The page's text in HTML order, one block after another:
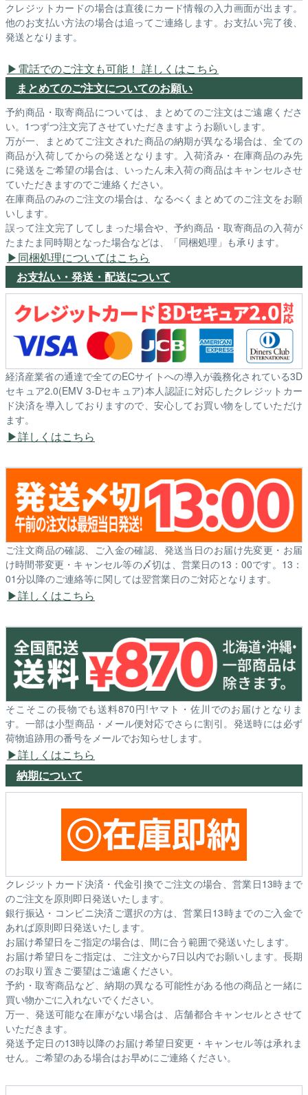
クレジットカードの場合は直後にカード情報の入力画面が出ます。
他のお支払い方法の場合は追ってご連絡します。お支払い完了後、
発送となります。
電話でのご注文も可能！ 詳しくはこちら
まとめてのご注文についてのお願い
予約商品・取寄商品については、まとめてのご注文はご遠慮くださ
い。1つずつ注文完了させていただきますようお願いします。
万が一、まとめてご注文された商品の納期が異なる場合は、全ての
商品が入荷してからの発送となります。入荷済み・在庫商品のみ先
に発送をご希望の場合は、いったん未入荷の商品はキャンセルさせ
ていただきますのでご連絡ください。
在庫商品のみのご注文の場合は、なるべくまとめてのご注文をお願
いします。
誤って注文完了してしまった場合や、予約商品・取寄商品の入荷が
たまたま同時期となった場合などは、「同梱処理」も承ります。
同梱処理についてはこちら
お支払い・発送・配送について
経済産業省の通達で全てのECサイトへの導入が義務化されている3D
セキュア2.0(EMV 3-Dセキュア)本人認証に対応したクレジットカー
ド決済を導入しておりますので、安心してお買い物をしていただけ
ます。
詳しくはこちら
ご注文商品の確認、ご入金の確認、発送当日のお届け先変更・お届
け時間帯変更・キャンセル等の〆切は、営業日の13：00です。13：
01分以降のご連絡等に関しては翌営業日のご対応となります。
詳しくはこちら
そこそこの長物でも送料870円!ヤマト・佐川でのお届けとなりま
す。一部は小型商品・メール便対応でさらに割引。発送時には必ず
荷物追跡用の番号をメールでお知らせします。
詳しくはこちら
納期について
クレジットカード決済・代金引換でご注文の場合、営業日13時まで
のご注文を原則即日発送いたします。
銀行振込・コンビニ決済ご選択の方は、営業日13時までのご入金で
あれば原則即日発送いたします。
お届け希望日をご指定の場合は、間に合う範囲で発送いたします。
お届け希望日をご指定は、ご注文から7日以内でお願いします。長期
のお取り置きご要望はご遠慮ください。
予約・取寄商品など、納期の異なる可能性がある他の商品と一緒に
買い物かごに入れないでください。
万一、発送可能な在庫がない場合は、店舗都合キャンセルとさせて
いただきます。
発送予定日の13時以降のお届け希望日変更・キャンセル等は承れま
せん。ご希望のある場合はお早めにご連絡ください。